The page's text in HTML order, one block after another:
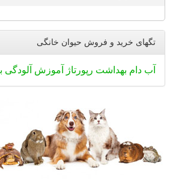
تگهای خرید و فروش حیوان خانگی
آب دام بهداشت رپورتاژ آموزش آلودگی